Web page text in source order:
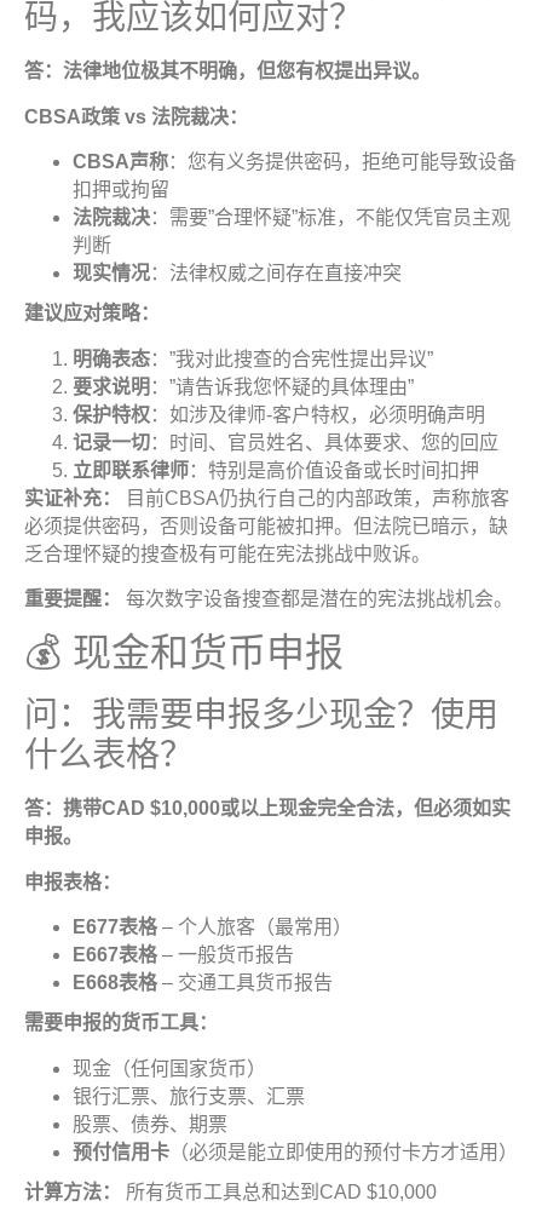
码，我应该如何应对？
答：法律地位极其不明确，但您有权提出异议。
CBSA政策 vs 法院裁决：
CBSA声称：您有义务提供密码，拒绝可能导致设备
扣押或拘留
法院裁决：需要”合理怀疑”标准，不能仅凭官员主观
判断
现实情况：法律权威之间存在直接冲突
建议应对策略：
明确表态：”我对此搜查的合宪性提出异议”
要求说明 ：”请告诉我您怀疑的具体理由”
保护特权：如涉及律师-客户特权，必须明确声明
记录一切：时间、官员姓名、具体要求、您的回应
立即联系律师：特别是高价值设备或长时间扣押
实证补充：
目前CBSA仍执行自己的内部政策，声称旅客
必须提供密码，否则设备可能被扣押。但法院已暗示，缺
乏合理怀疑的搜查极有可能在宪法挑战中败诉。
重要提醒： 每次数字设备搜查都是潜在的宪法挑战机会。
💰 现金和货币申报
问：我需要申报多少现金？使用
什么表格？
答：携带CAD $10,000或以上现金完全合法，但必须如实
申报。
申报表格：
E677表格 – 个人旅客（最常用）
E667表格 – 一般货币报告
E668表格 – 交通工具货币报告
需要申报的货币工具：
现金（任何国家货币）
银行汇票、旅行支票、汇票
股票、债券、期票
预付信用卡 （必须是能立即使用的预付卡方才适用）
计算方法：
所有货币工具总和达到CAD $10,000